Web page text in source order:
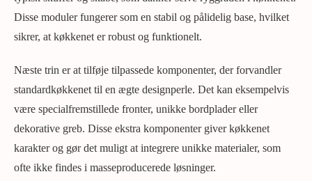
Disse moduler fungerer som en stabil og pålidelig base, hvilket
sikrer, at køkkenet er robust og funktionelt.
Næste trin er at tilføje tilpassede komponenter, der forvandler
standardkøkkenet til en ægte designperle. Det kan eksempelvis
være specialfremstillede fronter, unikke bordplader eller
dekorative greb. Disse ekstra komponenter giver køkkenet
karakter og gør det muligt at integrere unikke materialer, som
ofte ikke findes i masseproducerede løsninger.